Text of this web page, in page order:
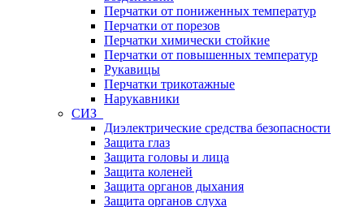
Перчатки от пониженных температур
Перчатки от порезов
Перчатки химически стойкие
Перчатки от повышенных температур
Рукавицы
Перчатки трикотажные
Нарукавники
СИЗ
Диэлектрические средства безопасности
Защита глаз
Защита головы и лица
Защита коленей
Защита органов дыхания
Защита органов слуха